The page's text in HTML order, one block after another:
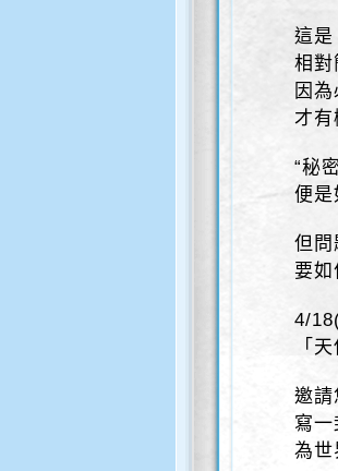
這是
相對
因
才有
“秘
便是
但問
要如
4/
「
邀請
寫一
為世